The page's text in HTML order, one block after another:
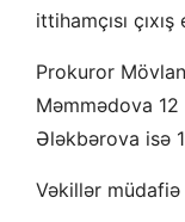
ittihamçısı çıxış
Prokuror
Məmmədova
Ələkbərova isə
Vəkillər müdafiə